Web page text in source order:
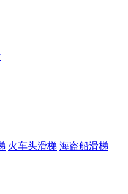
火车头滑梯 海盗船滑梯